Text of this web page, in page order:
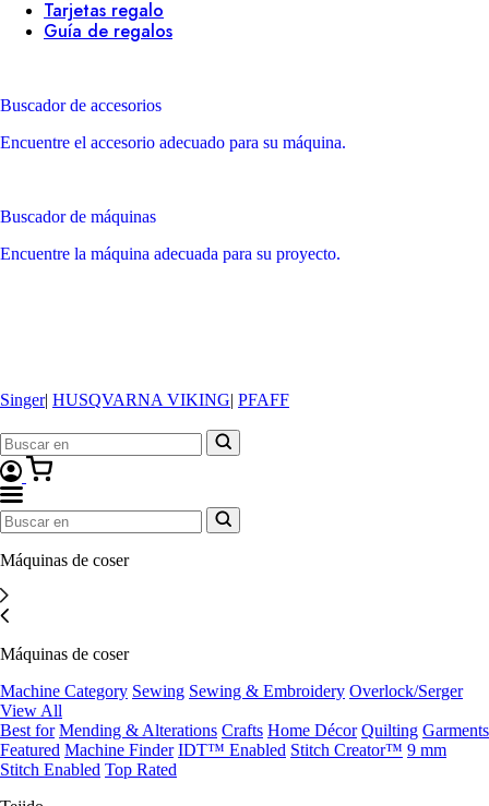
Tarjetas regalo
Guía de regalos
Buscador de accesorios
Encuentre el accesorio adecuado para su máquina.
Buscador de máquinas
Encuentre la máquina adecuada para su proyecto.
Singer| HUSQVARNA VIKING| PFAFF
Máquinas de coser
Máquinas de coser
Machine Category Sewing Sewing & Embroidery Overlock/Serger
View All
Best for Mending & Alterations Crafts Home Décor Quilting Garments
Featured Machine Finder IDT™ Enabled Stitch Creator™ 9 mm
Stitch Enabled Top Rated